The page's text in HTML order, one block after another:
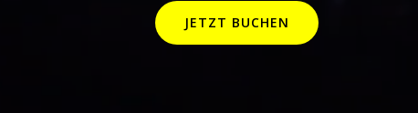
JETZT BUCHEN